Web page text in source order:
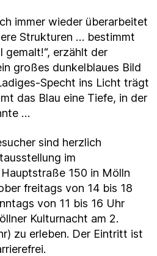
immer wieder überarbeitet
Strukturen … bestimmt
gemalt!“, erzählt der
großes dunkelblaues Bild
Specht ins Licht trägt
das Blau eine Tiefe, in der
…
sind herzlich
im
150 in Mölln
freitags von 14 bis 18
von 11 bis 16 Uhr
Kulturnacht am 2.
zu erleben. Der Eintritt ist